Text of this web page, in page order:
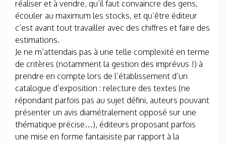
réaliser et à vendre, qu’il faut convaincre des gens,
écouler au maximum les stocks, et qu’être éditeur
c’est avant tout travailler avec des chiffres et faire des
estimations.
Je ne m’attendais pas à une telle complexité en terme
de critères (notamment la gestion des imprévus !) à
prendre en compte lors de l’établissement d’un
catalogue d’exposition : relecture des textes (ne
répondant parfois pas au sujet défini, auteurs pouvant
présenter un avis diamétralement opposé sur une
thématique précise…), éditeurs proposant parfois
une mise en forme fantaisiste par rapport à la